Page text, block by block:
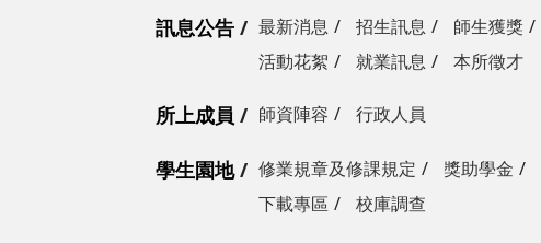
訊息公告 最新消息 招生訊息 師生獲獎
活動花絮
就業訊息 本所徵才
所上成員 師資陣容 行政人員
學生園地 修業規章及修課規定 獎助學金
下載專區
校庫調查